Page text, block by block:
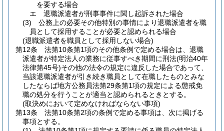
を要する場合
エ
退職派遣者が刑事事件に関し起訴された場合
(3)
公務上の必要その他特別の事情により退職派遣者を職
員として採用することが必要と認められる場合
(退職派遣者を職員として採用しない場合)
第12条
法第10条第1項のその他条例で定める場合は、退職
派遣者が特定法人の業務に従事すべき期間に刑法(明治40年
法律第45号)その他の法令の規定に違反した場合であって、
当該退職派遣者が引き続き職員として在職したものとみな
したならば地方公務員法第29条第1項の規定による懲戒免
職の処分を行うことが適当と認められるときとする。
(取決めにおいて定めなければならない事項)
第13条
法第10条第2項の条例で定める事項は、次に掲げる
事項とする。